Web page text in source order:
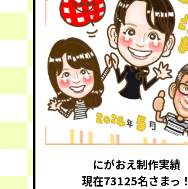
にがおえ制作実績
現在73125名さまっ！